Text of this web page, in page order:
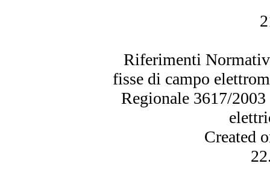
Riferimenti
fisse di campo
Regionale 3617/
Created